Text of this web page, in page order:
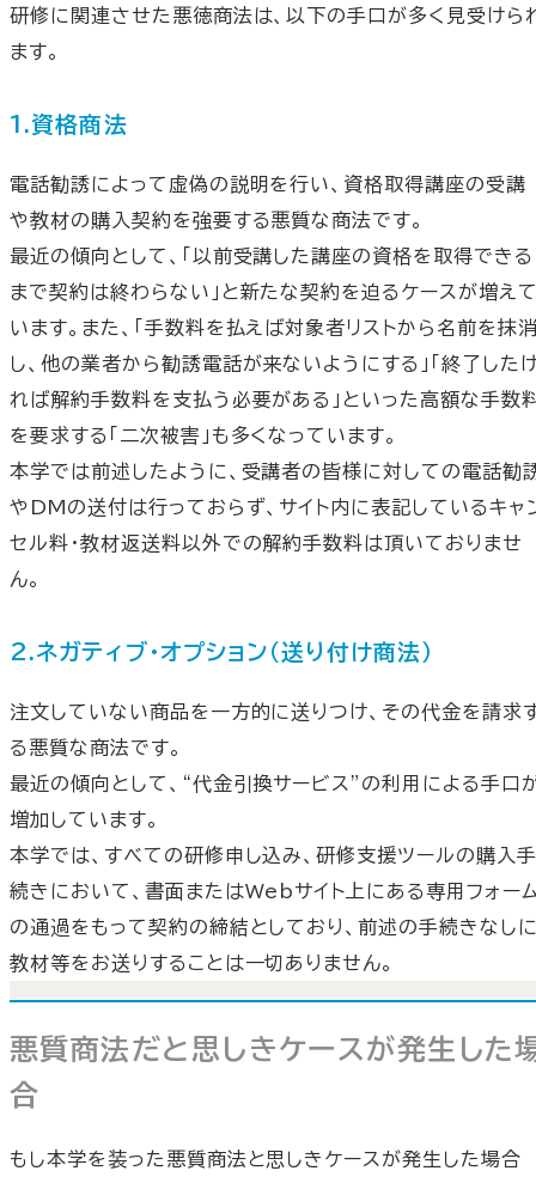
研修に関連させた悪徳商法は、以下の手口が多く見受けら
ます。
1.資格商法
電話勧誘によって虚偽の説明を行い、資格取得講座の受講
や教材の購入契約を強要する悪質な商法です。
最近の傾向として、「以前受講した講座の資格を取得できる
まで契約は終わらない」と新たな契約を迫るケースが増え
います。また、「手数料を払えば対象者リストから名前を抹
し、他の業者から勧誘電話が来ないようにする」「終了した
れば解約手数料を支払う必要がある」といった高額な手数
を要求する「二次被害」も多くなっています。
本学では前述したように、受講者の皆様に対しての電話勧
やDMの送付は行っておらず、サイト内に表記しているキャ
セル料・教材返送料以外での解約手数料は頂いておりませ
ん。
2.ネガティブ・オプション（送り付け商法）
注文していない商品を一方的に送りつけ、その代金を請求
る悪質な商法です。
最近の傾向として、“代金引換サービス”の利用による手口
増加しています。
本学では、すべての研修申し込み、研修支援ツールの購入手
続きにおいて、書面またはWebサイト上にある専用フォー
の通過をもって契約の締結としており、前述の手続きなし
教材等をお送りすることは一切ありません。
悪質商法だと思しきケースが発生した
合
もし本学を装った悪質商法と思しきケースが発生した場合